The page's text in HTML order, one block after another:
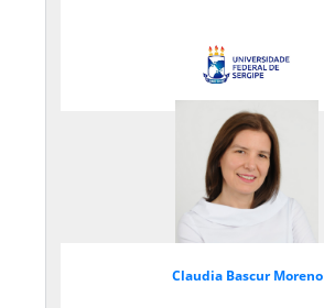
Claudia Bascur Moreno